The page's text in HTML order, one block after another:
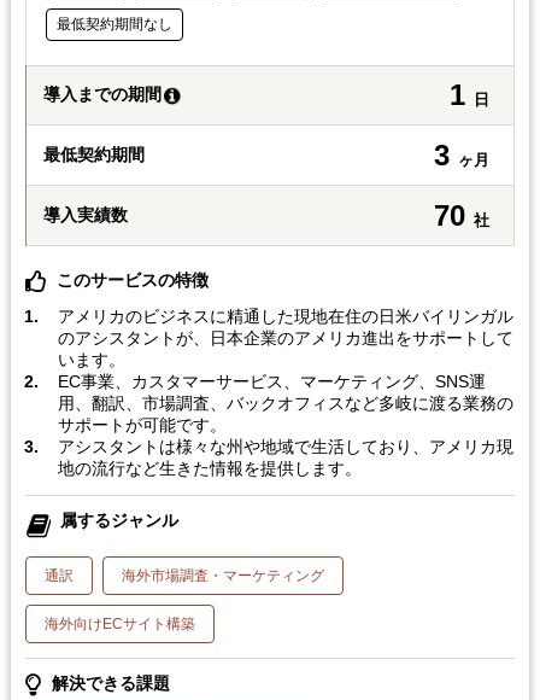
最低契約期間なし
導入までの期間 1 日
最低契約期間 3 ヶ月
導入実績数 70 社
このサービスの特徴
アメリカのビジネスに精通した現地在住の日米バイリンガル
のアシスタントが、日本企業のアメリカ進出をサポートして
います。
EC事業、カスタマーサービス、マーケティング、SNS運
用、翻訳、市場調査、バックオフィスなど多岐に渡る業務の
サポートが可能です。
アシスタントは様々な州や地域で生活しており、アメリカ現
地の流行など生きた情報を提供します。
属するジャンル
通訳 海外市場調査・マーケティング
海外向けECサイト構築
解決できる課題